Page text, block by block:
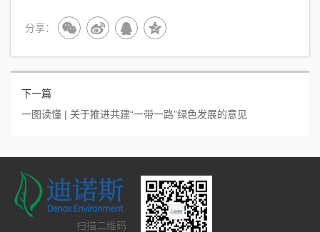
分享：
下一篇
一图读懂 | 关于推进共建“一带一路”绿色发展的意见
扫描二维码